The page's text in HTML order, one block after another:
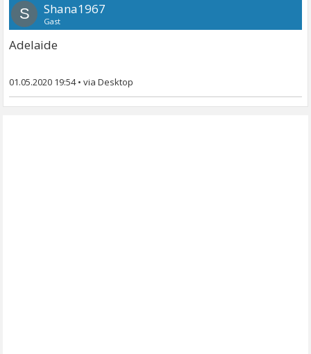
S Shana1967
Gast
Adelaide
01.05.2020 19:54•